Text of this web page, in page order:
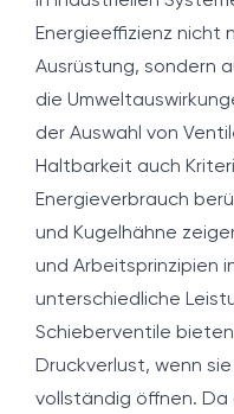
Energieeffizienz nicht
Ausrüstung, sondern
die
der Auswahl von
Haltbarkeit auch
Energieverbrauch
und Kugelhähne
und Arbeitsprinzipien
unterschiedliche
Schieberventile
Druckverlust, wenn
vollständig öffnen. Da